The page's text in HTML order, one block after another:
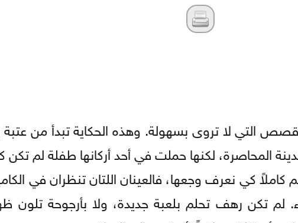
التي لا تروى بسهولة. وهذه الحكاية تبدأ من
المحاصرة، لكنها حملت في أحد أركانها طفلة لم تكن
كي نعرف وجعها، فالعينان اللتان تنظران في
لم تكن رهف تحلم بلعبة جديدة، ولا بأرجوحة تلون